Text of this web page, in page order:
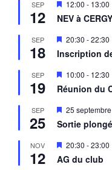
n
t
n
a
a
n
t
SEP
12
M
i
s
n
a
a
n
t
12:00 - 13:00
NEV à CERGY
SEP
18
M
s
n
a
a
n
t
20:30 -22:30
Inscription
SEP
19
M
i
s
n
a
a
n
t
10:00 - 12:30
Réunion du
SEP
25
M
s
n
a
25
Sortie
NOV
12
M
i
s
20:30 -23:00
AG du club